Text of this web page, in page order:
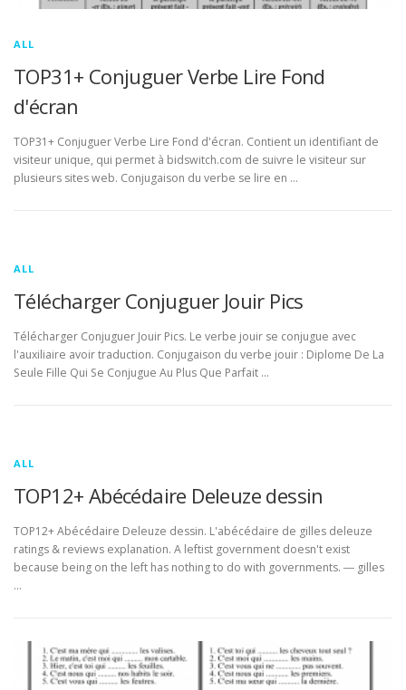
ALL
TOP31+ Conjuguer Verbe Lire Fond
d'écran
TOP31+ Conjuguer Verbe Lire Fond d'écran. Contient un identifiant de
visiteur unique, qui permet à bidswitch.com de suivre le visiteur sur
plusieurs sites web. Conjugaison du verbe se lire en …
ALL
Télécharger Conjuguer Jouir Pics
Télécharger Conjuguer Jouir Pics. Le verbe jouir se conjugue avec
l'auxiliaire avoir traduction. Conjugaison du verbe jouir : Diplome De La
Seule Fille Qui Se Conjugue Au Plus Que Parfait …
ALL
TOP12+ Abécédaire Deleuze dessin
TOP12+ Abécédaire Deleuze dessin. L'abécédaire de gilles deleuze
ratings & reviews explanation. A leftist government doesn't exist
because being on the left has nothing to do with governments. ― gilles
…